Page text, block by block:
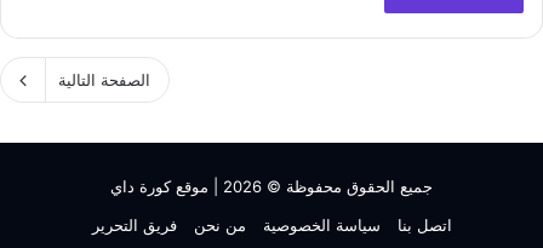
الصفحة التالية
جميع الحقوق محفوظة © 2026 |
موقع كورة داي
اتصل بنا
سياسة الخصوصية من نحن فريق التحرير